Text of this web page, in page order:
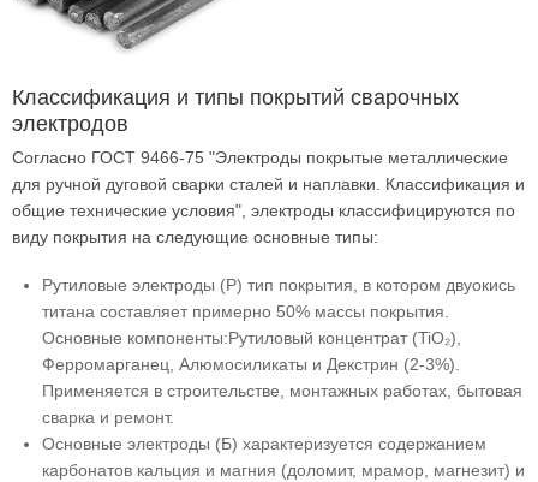
Классификация и типы покрытий сварочных
электродов
Согласно ГОСТ 9466-75 "Электроды покрытые металлические
для ручной дуговой сварки сталей и наплавки. Классификация и
общие технические условия", электроды классифицируются по
виду покрытия на следующие основные типы:
Рутиловые электроды (Р) тип покрытия, в котором двуокись
титана составляет примерно 50% массы покрытия.
Основные компоненты:Рутиловый концентрат (TiO₂),
Ферромарганец, Алюмосиликаты и Декстрин (2-3%).
Применяется в строительстве, монтажных работах, бытовая
сварка и ремонт.
Основные электроды (Б) характеризуется содержанием
карбонатов кальция и магния (доломит, мрамор, магнезит) и